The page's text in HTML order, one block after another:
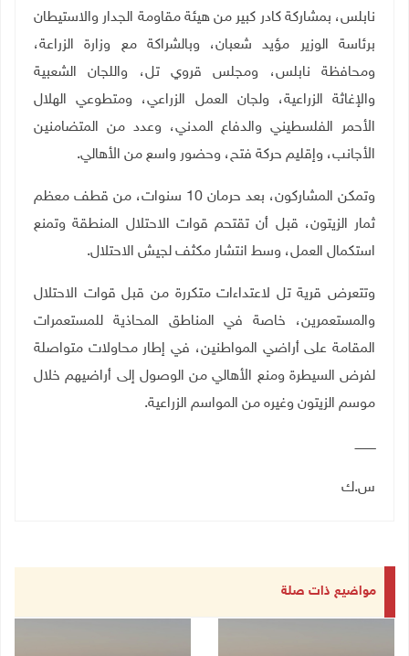
نابلس، بمشاركة كادر كبير من هيئة مقاومة الجدار والاستيطان
برئاسة الوزير مؤيد شعبان، وبالشراكة مع وزارة الزراعة،
ومحافظة نابلس، ومجلس قروي تل، واللجان الشعبية
والإغاثة الزراعية، ولجان العمل الزراعي، ومتطوعي الهلال
الأحمر الفلسطيني والدفاع المدني، وعدد من المتضامنين
الأجانب، وإقليم حركة فتح، وحضور واسع من الأهالي.
وتمكن المشاركون، بعد حرمان 10 سنوات، من قطف معظم
ثمار الزيتون، قبل أن تقتحم قوات الاحتلال المنطقة وتمنع
استكمال العمل، وسط انتشار مكثف لجيش الاحتلال.
وتتعرض قرية تل لاعتداءات متكررة من قبل قوات الاحتلال
والمستعمرين، خاصة في المناطق المحاذية للمستعمرات
المقامة على أراضي المواطنين، في إطار محاولات متواصلة
لفرض السيطرة ومنع الأهالي من الوصول إلى أراضيهم خلال
موسم الزيتون وغيره من المواسم الزراعية.
ـــــــــــ
س.ك
مواضيع ذات صلة